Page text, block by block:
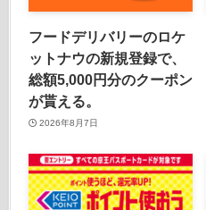
フードデリバリーのロケ
ットナウの新規登録で、
総額5,000円分のクーポン
が貰える。
2026年8月7日